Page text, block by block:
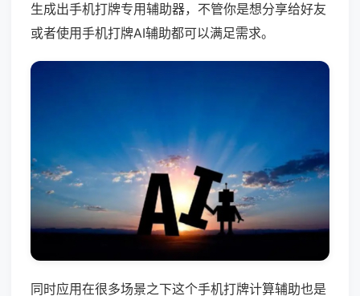
生成出手机打牌专用辅助器，不管你是想分享给好友
或者使用手机打牌AI辅助都可以满足需求。
同时应用在很多场景之下这个手机打牌计算辅助也是